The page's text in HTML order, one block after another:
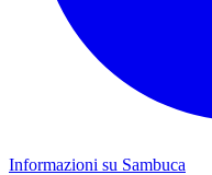
Informazioni su Sambuca